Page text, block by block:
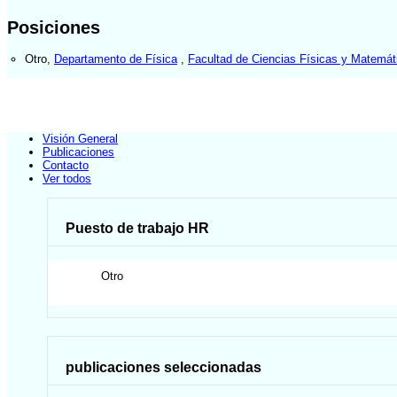
Posiciones
Otro Departamento de Física Facultad de Ciencias Físicas y
Visión General
Publicaciones
Contacto
Ver todos
Puesto de trabajo HR
Otro
publicaciones seleccionadas